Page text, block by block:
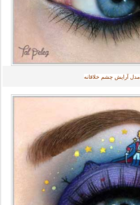
مدل آرایش چشم خلاقانه